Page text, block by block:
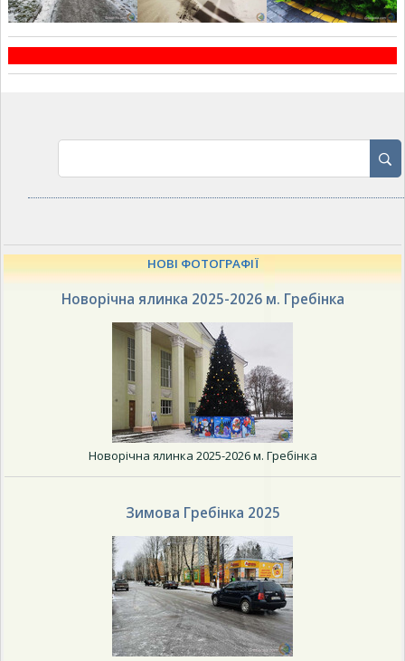
НОВІ ФОТОГРАФІЇ
Новорічна ялинка 2025-2026 м. Гребінка
Новорічна ялинка 2025-2026 м. Гребінка
Зимова Гребінка 2025